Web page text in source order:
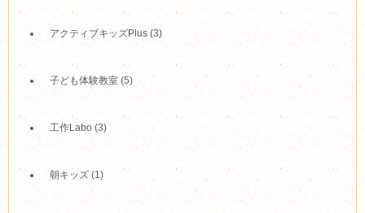
アクティブキッズPlus (3)
子ども体験教室 (5)
工作Labo (3)
朝キッズ (1)